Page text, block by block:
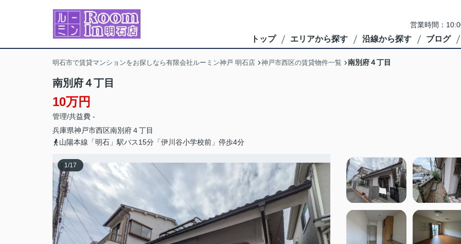
営業時間：
トップ エリアから探す 沿線から探す ブログ
明石市で賃貸マンションをお探しなら有限会社ルーミン神戸 明石店 神戸市西区の賃貸物件一覧 南別府４丁目
南別府４丁目
10万円
管理/共益費 -
兵庫県神戸市西区南別府４丁目
山陽本線「明石」駅バス15分「伊川谷小学校前」停歩4分
1/17